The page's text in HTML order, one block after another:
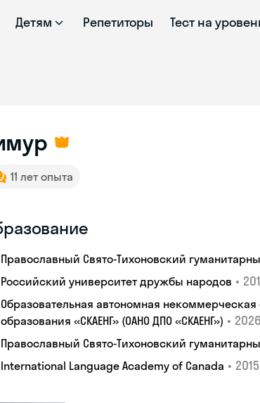
Детям Репетиторы Тест на
11 лет опыта
Православный Свято-Тихоновский
Российский университет дружбы народов •
Образовательная автономная
образования «СКАЕНГ» (ОАНО ДПО «СКАЕНГ») •
Православный Свято-Тихоновский
International Language Academy of Canada •